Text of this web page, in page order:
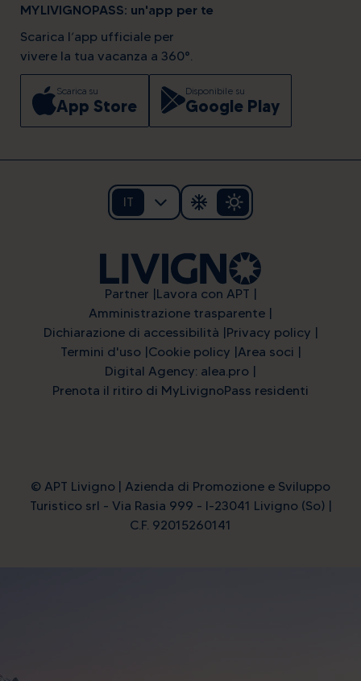
MYLIVIGNOPASS: un'app per te
Scarica l’app ufficiale per
vivere la tua vacanza a 360°.
Scarica su
App Store
Disponibile su
Google Play
IT
Partner Lavora con APT
Amministrazione trasparente
Dichiarazione di accessibilità Privacy policy
Termini d'uso Cookie policy Area soci
Digital Agency: alea.pro
Prenota il ritiro di MyLivignoPass residenti
© APT Livigno | Azienda di Promozione e Sviluppo
Turistico srl - Via Rasia 999 - I-23041 Livigno (So) |
C.F. 92015260141